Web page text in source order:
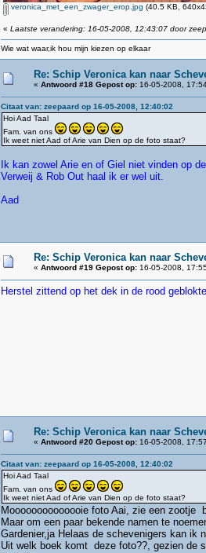
veronica_met_een_zwager_erop.jpg (40.5 KB,
« Laatste verandering: 16-05-2008, 12:43:07 door
Wie wat waar,ik hou mijn kiezen op elkaar
Re: Schip Veronica kan naar
« Antwoord #18 Gepost op:16-05-2008,
Citaat van: zeepaard op 16-05-2008, 12:40:02
Hoi Aad Taal
Fam. van ons
Ik weet niet Aad of Arie van Dien op de foto staat?
Ik kan zowel Arie en of Giel niet vinden op
Verweij & Rob Out haal ik er wel uit.
Aad
Re: Schip Veronica kan naar
« Antwoord #19 Gepost op:16-05-2008,
Herstel zittend op het dek in de rood
Re: Schip Veronica kan naar
« Antwoord #20 Gepost op:16-05-2008,
Citaat van: zeepaard op 16-05-2008, 12:40:02
Hoi Aad Taal
Fam. van ons
Ik weet niet Aad of Arie van Dien op de foto staat?
Moooooooooooooie foto Aai, zie een zootje
Maar om een paar bekende namen te
Gardenier,ja Helaas de schevenigers kan
Uit welk boek komt deze foto??, gezien de